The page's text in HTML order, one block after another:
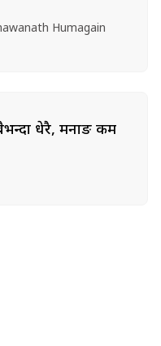
Humagain
धेरै, मनाङ कम